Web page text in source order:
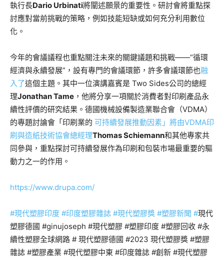
執行長Dario Urbinati將闡述願景的重要性。研討會將重點探
討應對當前挑戰的策略，例如技能短缺或如何充分利用數位
化。
今年的會議議程也重點關注未來的關鍵議題和挑戰——“循環
經濟與永續發展”，設有專門的會議環節，許多會議環節也融
入了這個主題。其中一位演講嘉賓是 Two Sides公司的總經
理Jonathan Tame ，他將分享一項關於消費者對印刷產品永
續性評價的研究結果。德國機械設備製造業聯合會（VDMA）
的專題討論會「印刷業的 可持續發展推動因素」將由VDMA印
刷與造紙技術協會總經理Thomas Schiemann和其他專家共
同參與，重點探討可持續發展作為印刷和包裝市場最重要的驅
動力之一的作用。
https://www.drupa.com/
#現代塑膠印度 #印度塑膠雜誌 #現代塑膠獎 #塑膠新聞 #現代
塑膠德國 #ginujoseph #現代塑膠 #塑膠印度 #塑膠回收 #永
續性塑膠全球網路 # 現代塑膠德國 #2023 現代塑膠獎 #塑膠
雜誌 #塑膠產業 #現代塑膠中東 #印度雜誌 #創新 #現代塑膠